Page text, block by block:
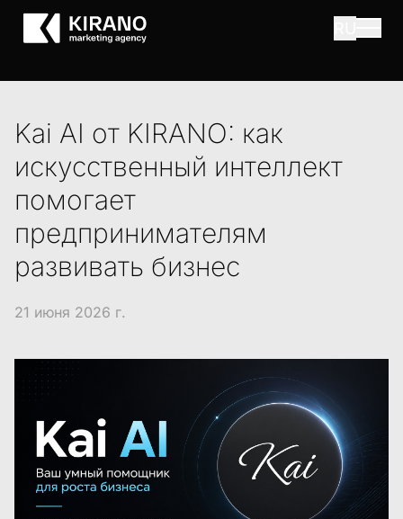
Kai AI от KIRANO: как
искусственный интеллект
помогает
предпринимателям
развивать бизнес
21 июня 2026 г.